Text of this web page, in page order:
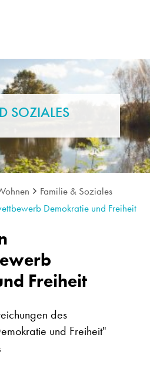
SOZIALES
Familie & Soziales
Demokratie und Freiheit
Freiheit
des
und Freiheit"